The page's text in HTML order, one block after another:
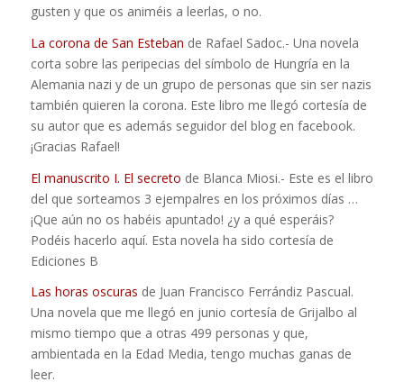
gusten y que os animéis a leerlas, o no.
La corona de San Esteban de Rafael Sadoc.- Una novela
corta sobre las peripecias del símbolo de Hungría en la
Alemania nazi y de un grupo de personas que sin ser nazis
también quieren la corona. Este libro me llegó cortesía de
su autor que es además seguidor del blog en facebook.
¡Gracias Rafael!
El manuscrito I. El secreto de Blanca Miosi.- Este es el libro
del que sorteamos 3 ejempalres en los próximos días …
¡Que aún no os habéis apuntado! ¿y a qué esperáis?
Podéis hacerlo aquí. Esta novela ha sido cortesía de
Ediciones B
Las horas oscuras de Juan Francisco Ferrándiz Pascual.
Una novela que me llegó en junio cortesía de Grijalbo al
mismo tiempo que a otras 499 personas y que,
ambientada en la Edad Media, tengo muchas ganas de
leer.